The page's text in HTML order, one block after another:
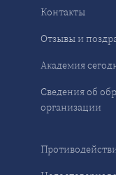
Контакты
Отзывы и
Академия
Сведения об
организации